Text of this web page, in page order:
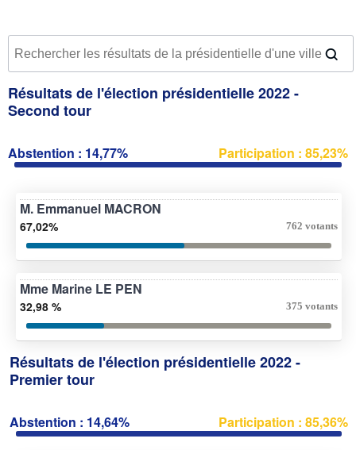
Résultats de l'élection présidentielle 2022 -
Second tour
Abstention : 14,77% Participation : 85,23%
M. Emmanuel MACRON
67,02% 762 votants
Mme Marine LE PEN
32,98 % 375 votants
Résultats de l'élection présidentielle 2022 -
Premier tour
Abstention : 14,64% Participation : 85,36%